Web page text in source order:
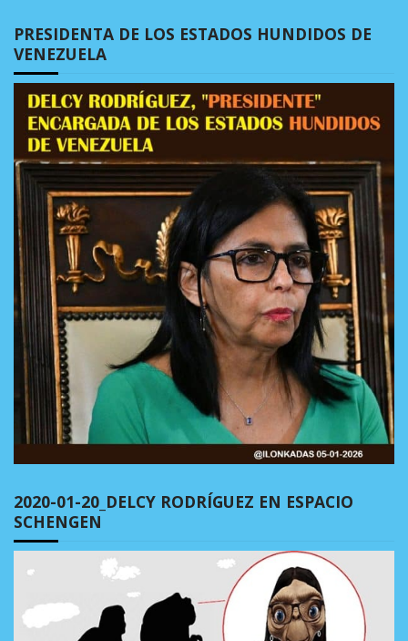
PRESIDENTA DE LOS ESTADOS HUNDIDOS DE
VENEZUELA
2020-01-20_DELCY RODRÍGUEZ EN ESPACIO
SCHENGEN